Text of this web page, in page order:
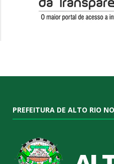
PREFEITURA DE ALTO RIO